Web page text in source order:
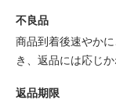
不良品
商品到着後速やか
き、返品には応じ
返品期限